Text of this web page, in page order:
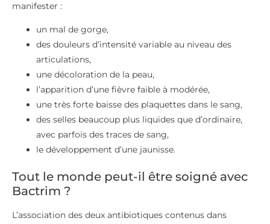
manifester :
un mal de gorge,
des douleurs d’intensité variable au niveau des
articulations,
une décoloration de la peau,
l’apparition d’une fièvre faible à modérée,
une très forte baisse des plaquettes dans le sang,
des selles beaucoup plus liquides que d’ordinaire,
avec parfois des traces de sang,
le développement d’une jaunisse.
Tout le monde peut-il être soigné avec
Bactrim ?
L’association des deux antibiotiques contenus dans